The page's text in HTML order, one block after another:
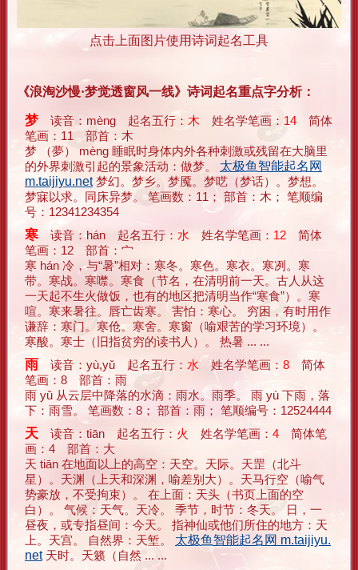
点击上面图片使用诗词起名工具
《浪淘沙慢·梦觉透窗风一线》诗词起名重点字分析：
梦读音：mèng 起名五行： 木 姓名学笔画： 14 简体
笔画：11 部首：木
梦 （夢） mèng 睡眠时身体内外各种刺激或残留在大脑里
的外界刺激引起的景象活动：做梦。 太极鱼智能起名网
m.taijiyu.net梦幻。梦乡。梦魇。梦呓（梦话）。梦想。
梦寐以求。同床异梦。 笔画数：11； 部首：木； 笔顺编
号：12341234354
寒 读音：hán 起名五行： 水 姓名学笔画： 12 简体
笔画：12 部首：宀
寒 hán 冷，与“暑”相对：寒冬。寒色。寒衣。寒冽。寒
带。寒战。寒噤。寒食（节名，在清明前一天。古人从这
一天起不生火做饭，也有的地区把清明当作“寒食”）。寒
喧。寒来暑往。唇亡齿寒。 害怕：寒心。 穷困，有时用作
谦辞：寒门。寒伧。寒舍。寒窗（喻艰苦的学习环境）。
寒酸。寒士（旧指贫穷的读书人）。 热暑 ... ...
雨 读音：yù,yǔ 起名五行： 水 姓名学笔画： 8 简体
笔画：8 部首：雨
雨 yǔ 从云层中降落的水滴：雨水。雨季。 雨 yù 下雨，落
下：雨雪。 笔画数：8； 部首：雨； 笔顺编号：12524444
天 读音：tiān 起名五行： 火 姓名学笔画： 4 简体笔
画：4 部首：大
天 tiān 在地面以上的高空：天空。天际。天罡（北斗
星）。天渊（上天和深渊，喻差别大）。天马行空（喻气
势豪放，不受拘束）。 在上面：天头（书页上面的空
白）。 气候：天气。天冷。 季节，时节：冬天。 日，一
昼夜，或专指昼间：今天。 指神仙或他们所住的地方：天
上。天宫。 自然界：天堑。 太极鱼智能起名网 m.taijiyu.
net天时。天籁（自然 ... ...